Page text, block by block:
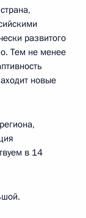
развитого
Тем не менее
новые
в 14